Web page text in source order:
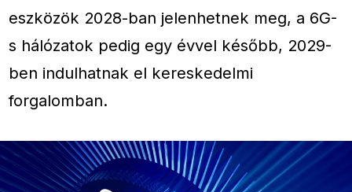
eszközök 2028-ban jelenhetnek meg, a 6G-
s hálózatok pedig egy évvel később, 2029-
ben indulhatnak el kereskedelmi
forgalomban.